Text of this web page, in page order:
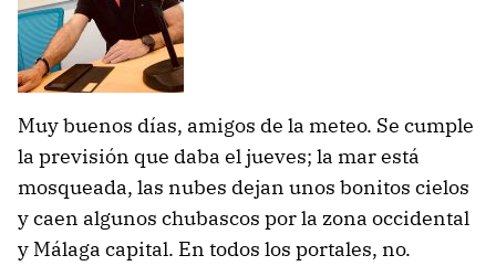
Muy buenos días, amigos de la meteo. Se cumple
la previsión que daba el jueves; la mar está
mosqueada, las nubes dejan unos bonitos cielos
y caen algunos chubascos por la zona occidental
y Málaga capital. En todos los portales, no.